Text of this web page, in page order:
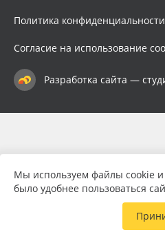
Политика конфиденциальности
Согласие на использование
Разработка сайта —
Мы используем файлы cookie и
было удобнее пользоваться